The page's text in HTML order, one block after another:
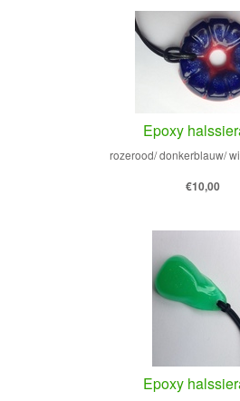
Epoxy
rozerood/ donkerblauw/
€10,00
Epoxy